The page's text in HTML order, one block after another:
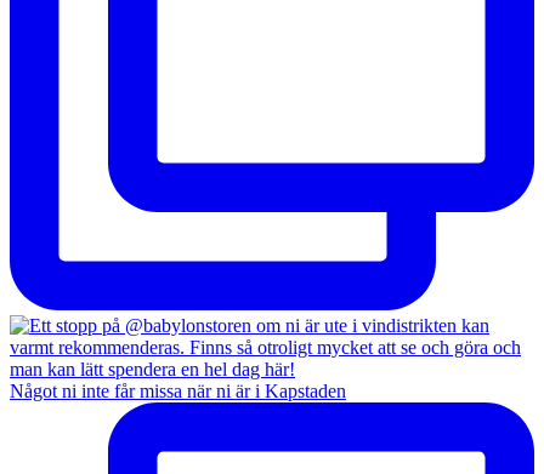
Något ni inte får missa när ni är i Kapstaden